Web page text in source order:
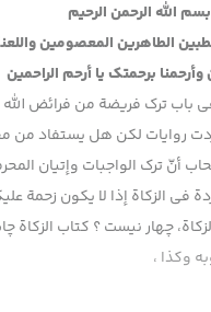
بسم الله الرحمن الرحيم
الطاهرين المعصومين
برحمتك يا أرحم الراحمين
في باب ترك فريضة من فرائض
روايات لكن هل يستفاد من
أنّ ترك الواجبات وإتيان
في الزكاة إذا لا يكون
چهار نیست ؟ کتاب
وکذا ،